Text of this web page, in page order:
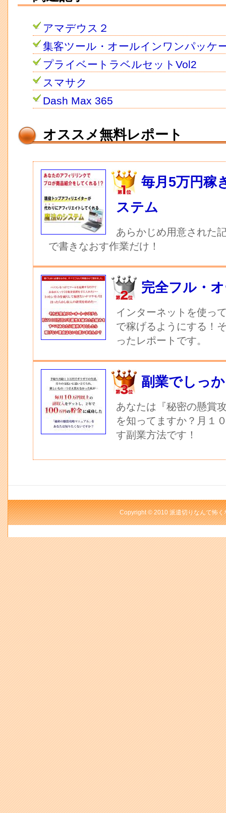
アマデウス２
集客ツール・オールインワンパッケ
プライベートラベルセットVol2
スマサク
Dash Max 365
オススメ無料レポート
毎月5万円稼
ステム
あらかじめ用意された
で書きなおす作業だけ！
完全フル・
インターネットを使っ
で稼げるようにする！
ったレポートです。
副業でしっ
あなたは『秘密の懸賞
を知ってますか？月１
す副業方法です！
Copyright © 2010 派遣切りなんて怖